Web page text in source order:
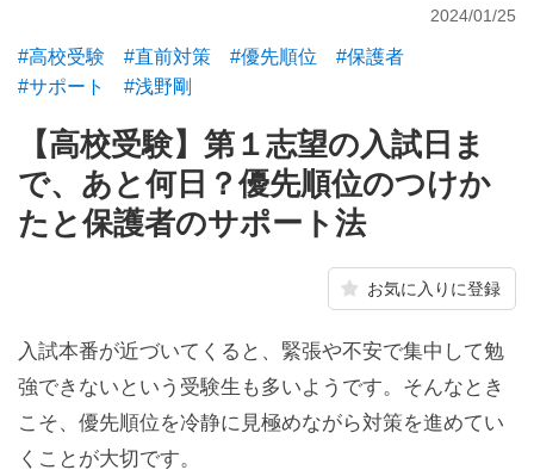
2024/01/25
#高校受験 #直前対策 #優先順位
#保護者
#サポート
#浅野剛
【高校受験】第１志望の入試日ま
で、あと何日？優先順位のつけか
たと保護者のサポート法
お気に入りに登録
入試本番が近づいてくると、緊張や不安で集中して勉
強できないという受験生も多いようです。そんなとき
こそ、優先順位を冷静に見極めながら対策を進めてい
くことが大切です。